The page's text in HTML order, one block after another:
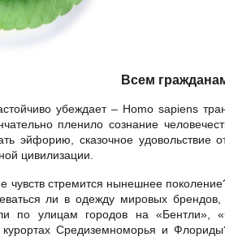
Всем
убеждает – Homo sapiens
пленило сознание
эйфорию, сказочное удовольствие
цивилизации.
чувств стремится нынешнее
ли в одежду мировых брендов,
по улицам городов на «Бентли»,
Средиземноморья и